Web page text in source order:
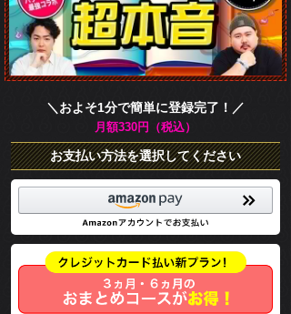
＼およそ1分で簡単に登録完了！／
月額330円（税込）
お支払い方法を選択してください